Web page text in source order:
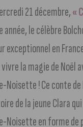
21 décembre,«
année, le célèbre
exceptionnel en
la magie de Noël
Noisette ! Ce conte
de la jeune Clara
Noisette en forme